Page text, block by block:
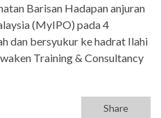
Barisan Hadapan anjuran
(MyIPO) pada 4
dan bersyukur ke hadrat Ilahi
Training & Consultancy
Share